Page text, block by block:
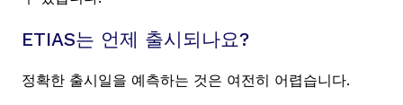
ETIAS는 언제 출시되나요?
정확한 출시일을 예측하는 것은 여전히 어렵습니다.